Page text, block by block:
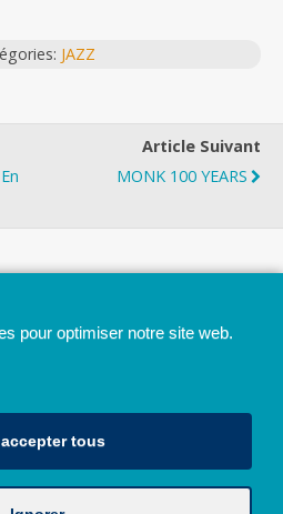
JAZZ
Article Suivant
MONK 100 YEARS
pour optimiser notre site web.
tous